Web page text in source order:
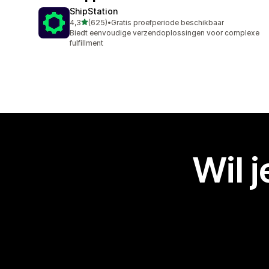
ShipStation
4,3van 5 sterren
(625)
625 recensies in totaal
•Gratis proefperiode beschikbaar
Biedt eenvoudige verzendoplossingen voor complexe
fulfillment
Wil